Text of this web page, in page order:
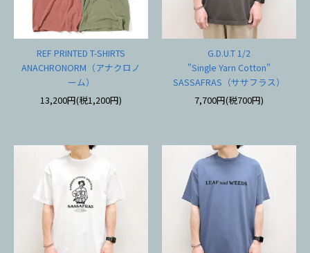
REF PRINTED T-SHIRTS
ANACHRONORM（アナクロノ
ーム）
13,200円(税1,200円)
G.D.U.T 1/2
"Single Yarn Cotton"
SASSAFRAS（ササフラス）
7,700円(税700円)